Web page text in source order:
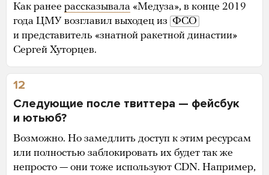
Как ранее рассказывала «Медуза», в конце 2019
года ЦМУ возглавил выходец из ФСО
и представитель «знатной ракетной династии»
Сергей Хуторцев.
12
Следующие после твиттера — фейсбук
и ютьюб?
Возможно. Но замедлить доступ к этим ресурсам
или полностью заблокировать их будет так же
непросто — они тоже используют CDN. Например,